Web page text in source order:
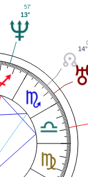
14°
13°
57'